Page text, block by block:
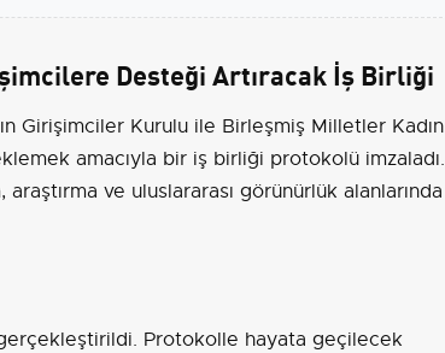
Desteği Artıracak İş Birliği
Girişimciler Kurulu ile Birleşmiş Milletler Kadın
amacıyla bir iş birliği protokolü imzaladı.
ve uluslararası görünürlük alanlarında
Protokolle hayata geçilecek